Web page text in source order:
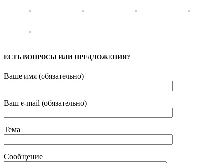
ЕСТЬ ВОПРОСЫ ИЛИ ПРЕДЛОЖЕНИЯ?
Ваше имя (обязательно)
Ваш e-mail (обязательно)
Тема
Сообщение